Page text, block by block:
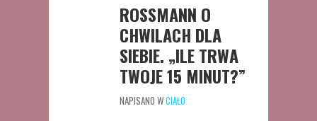
ROSSMANN O
CHWILACH DLA
SIEBIE. „ILE TRWA
TWOJE 15 MINUT?”
NAPISANO WCIAŁO